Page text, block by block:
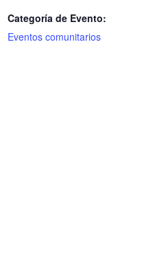
Categoría de Evento:
Eventos comunitarios